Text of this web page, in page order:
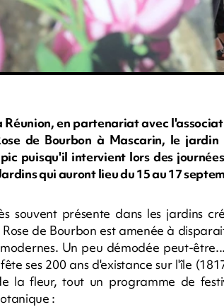
en partenariat avec
de Bourbon à Mascarin, le
puisqu'il intervient lors des
qui auront lieu du 15 au 17
souvent présente dans les jardins
Rose de Bourbon est amenée à
Un peu démodée peut-
ses 200 ans d'existance sur l'île
la fleur, tout un programme de
: